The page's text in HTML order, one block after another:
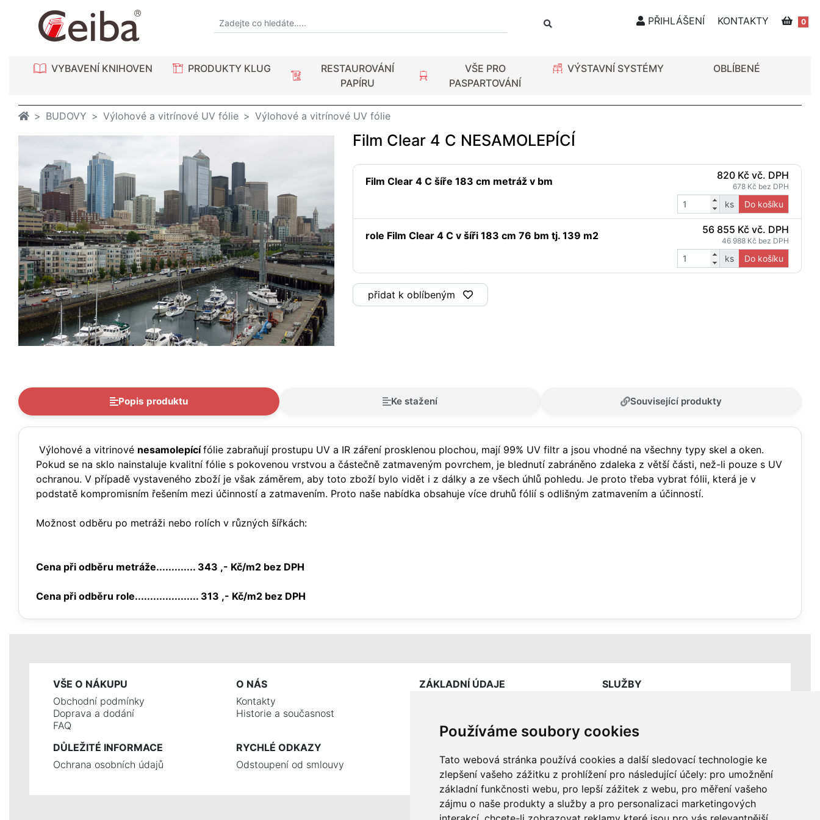
Používáme soubory cookies
Tato webová stránka používá cookies a další sledovací technologie ke
zlepšení vašeho zážitku z prohlížení pro následující účely: pro umožnění
základní funkčnosti webu, pro lepší zážitek z webu, pro měření vašeho
zájmu o naše produkty a služby a pro personalizaci marketingových
PŘIHLÁŠENÍ KONTAKTY 0
VYBAVENÍ KNIHOVEN PRODUKTY KLUG
RESTAUROVÁNÍ
PAPÍRU
VŠE PRO
PASPARTOVÁNÍ
VÝSTAVNÍ SYSTÉMY OBLÍBENÉ
BUDOVY Výlohové a vitrínové UV fólie Výlohové a vitrínové UV fólie
Film Clear 4 C NESAMOLEPÍCÍ
Film Clear 4 C šíře 183 cm metráž v bm 820 Kč vč. DPH
678 Kč bez DPH
ks Do košíku
role Film Clear 4 C v šíři 183 cm 76 bm tj. 139 m2 56 855 Kč vč. DPH
46 988 Kč bez DPH
ks Do košíku
přidat k oblíbeným
Popis produktu Ke stažení Související produkty
Výlohové a vitrinové nesamolepícífólie zabraňují prostupu UV a IR záření prosklenou plochou, mají 99% UV filtr a jsou vhodné na všechny typy skel a oken.
Pokud se na sklo nainstaluje kvalitní fólie s pokovenou vrstvou a částečně zatmaveným povrchem, je blednutí zabráněno zdaleka z větší části, než-li pouze s UV
ochranou. V případě vystaveného zboží je však záměrem, aby toto zboží bylo vidět i z dálky a ze všech úhlů pohledu. Je proto třeba vybrat fólii, která je v
podstatě kompromisním řešením mezi účinností a zatmavením. Proto naše nabídka obsahuje více druhů fólií s odlišným zatmavením a účinností.
Možnost odběru po metráži nebo rolích v různých šířkách:
Cena při odběru metráže............. 343 ,- Kč/m2 bez DPH
Cena při odběru role..................... 313 ,- Kč/m2 bez DPH
VŠE O NÁKUPU
Obchodní podmínky
Doprava a dodání
FAQ
O NÁS
Kontakty
Historie a současnost
ZÁKLADNÍ ÚDAJE
SLUŽBY
DŮLEŽITÉ INFORMACE
Ochrana osobních údajů
RYCHLÉ ODKAZY
Odstoupení od smlouvy